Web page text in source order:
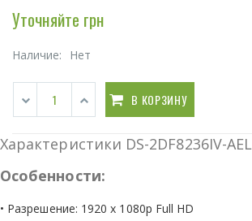
Уточняйте грн
Наличие: Нет
В КОРЗИНУ
Характеристики DS-2DF8236IV-AEL
Особенности:
• Разрешение: 1920 x 1080p Full HD